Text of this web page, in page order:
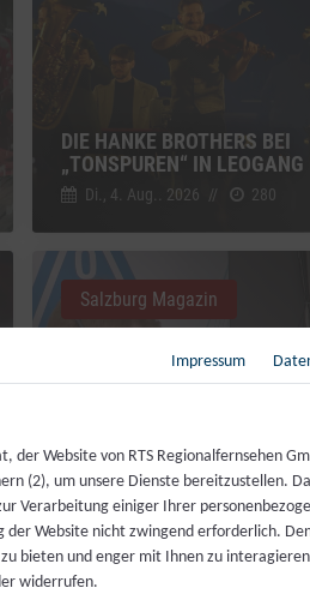
DIE HANKE BROTHERS BEI
„TONSPUREN“ IN LEOGANG
Di., 4. Aug.. 2026 // 280
LIVEKONTAKT ZUR ISS
Fr., 31. Juli. 2026 // 216
Salzburg Magazin
Impressum
der Website von RTS Regionalfernsehen
(2), um unsere Dienste bereitzustellen.
Verarbeitung einiger Ihrer
der Website nicht zwingend erforderlich.
bieten und enger mit Ihnen zu
widerrufen.